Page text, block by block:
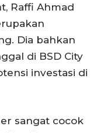
Raffi Ahmad
Dia bahkan
di BSD City
investasi di
sangat cocok